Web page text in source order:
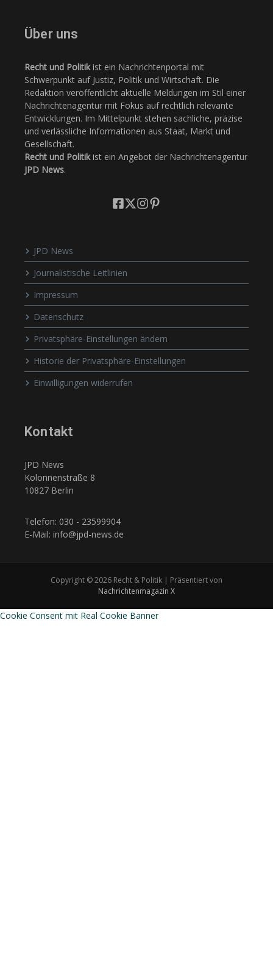
Über uns
Recht und Politikist ein Nachrichtenportal mit
Schwerpunkt auf Justiz, Politik und Wirtschaft. Die
Redaktion veröffentlicht aktuelle Meldungen im Stil einer
Nachrichtenagentur mit Fokus auf rechtlich relevante
Entwicklungen. Im Mittelpunkt stehen sachliche, präzise
und verlässliche Informationen aus Staat, Markt und
Gesellschaft.
Recht und Politikist ein Angebot der Nachrichtenagentur
JPD News.
JPD News
Journalistische Leitlinien
Impressum
Datenschutz
Privatsphäre-Einstellungen ändern
Historie der Privatsphäre-Einstellungen
Einwilligungen widerrufen
Kontakt
JPD News
Kolonnenstraße 8
10827 Berlin
Telefon: 030 - 23599904
E-Mail: info@jpd-news.de
Copyright © 2026 Recht & Politik | Präsentiert von
Nachrichtenmagazin X
Cookie Consent mit Real Cookie Banner